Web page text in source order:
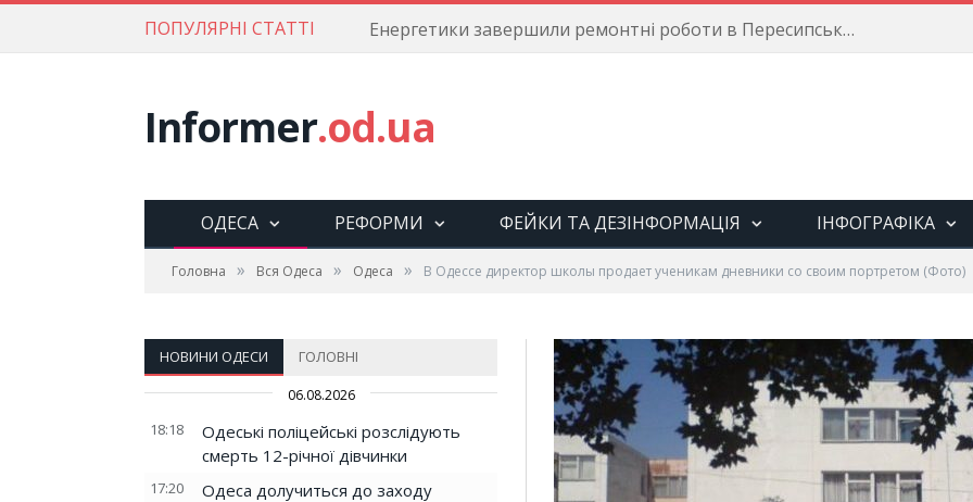
ПОПУЛЯРНІ СТАТТІ Енергетики завершили ремонтні роботи в Пересипському районі
Informer.od.ua
ОДЕСА РЕФОРМИ ФЕЙКИ ТА ДЕЗІНФОРМАЦІЯ ІНФОГРАФІКА
Головна » Вся Одеса » Одеса » В Одессе директор школы продает ученикам дневники со своим портретом (Фото)
НОВИНИ ОДЕСИ ГОЛОВНІ
06.08.2026
18:18
Одеські поліцейські розслідують
смерть 12-річної дівчинки
17:20
Одеса долучиться до заходу